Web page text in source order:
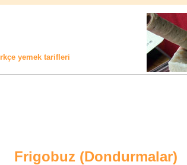
yemek tarifleri
Frigobuz (Dondurmalar)